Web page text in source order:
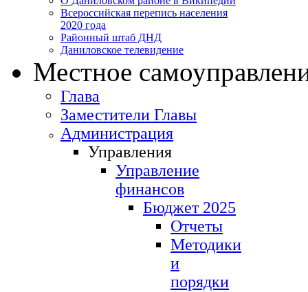
Всероссийская перепись населения
2020 года
Районный штаб ДНД
Даниловское телевидение
Местное
Глава
Заместители Главы
Администрация
Управления
Управление
финансов
Бюджет 2025
Отчеты
Методики
и
порядки